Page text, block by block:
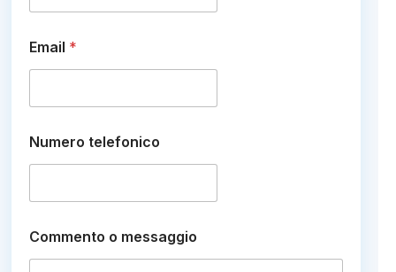
Email *
Numero telefonico
e
s
Commento o messaggio